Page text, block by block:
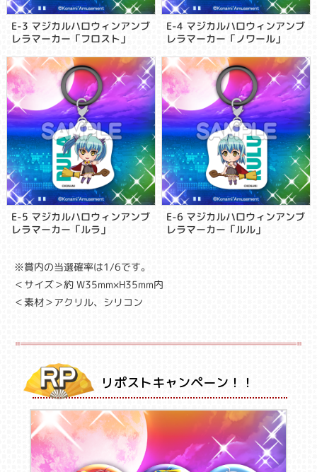
E-3 マジカルハロウィンアンブ
レラマーカー「フロスト」
E-4 マジカルハロウィンアンブ
レラマーカー「ノワール」
E-5 マジカルハロウィンアンブ
レラマーカー「ルラ」
E-6 マジカルハロウィンアンブ
レラマーカー「ルル」
※賞内の当選確率は1/6です。
＜サイズ＞約 W35mm×H35mm内
＜素材＞アクリル、シリコン
リポストキャンペーン！！